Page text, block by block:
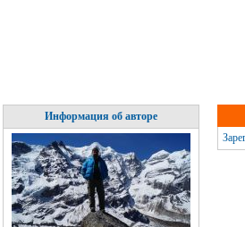
Информация об авторе